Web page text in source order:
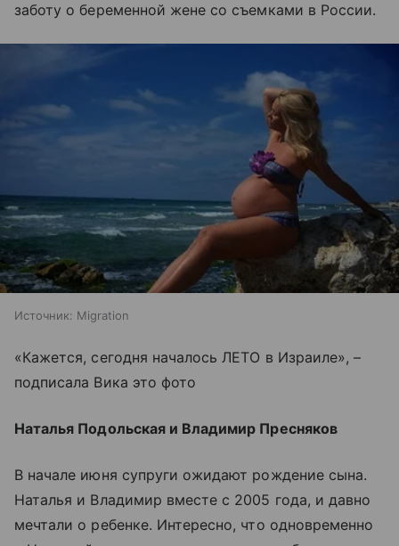
заботу о беременной жене со съемками в России.
Источник: Migration
«Кажется, сегодня началось ЛЕТО в Израиле», –
подписала Вика это фото
Наталья Подольская и Владимир Пресняков
В начале июня супруги ожидают рождение сына.
Наталья и Владимир вместе с 2005 года, и давно
мечтали о ребенке. Интересно, что одновременно